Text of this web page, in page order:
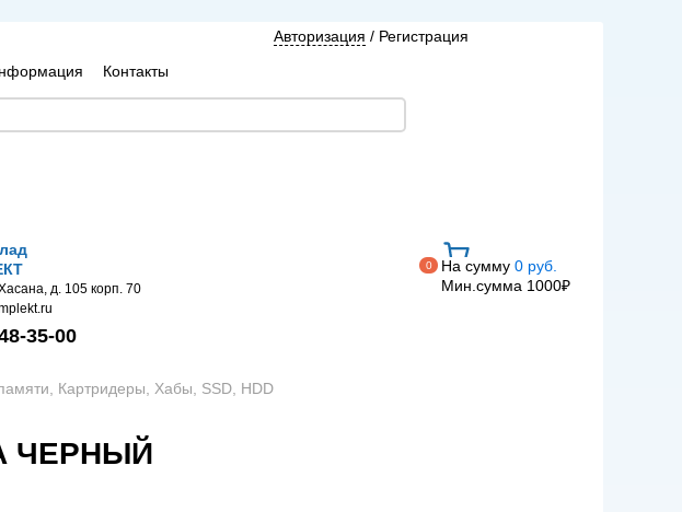
Контакты
Авторизация / Регистрация
д. 105 корп. 70
35-00
0 На сумму 0 руб.
Мин.сумма 1000₽
Картридеры, Хабы, SSD, HDD
ЧЕРНЫЙ